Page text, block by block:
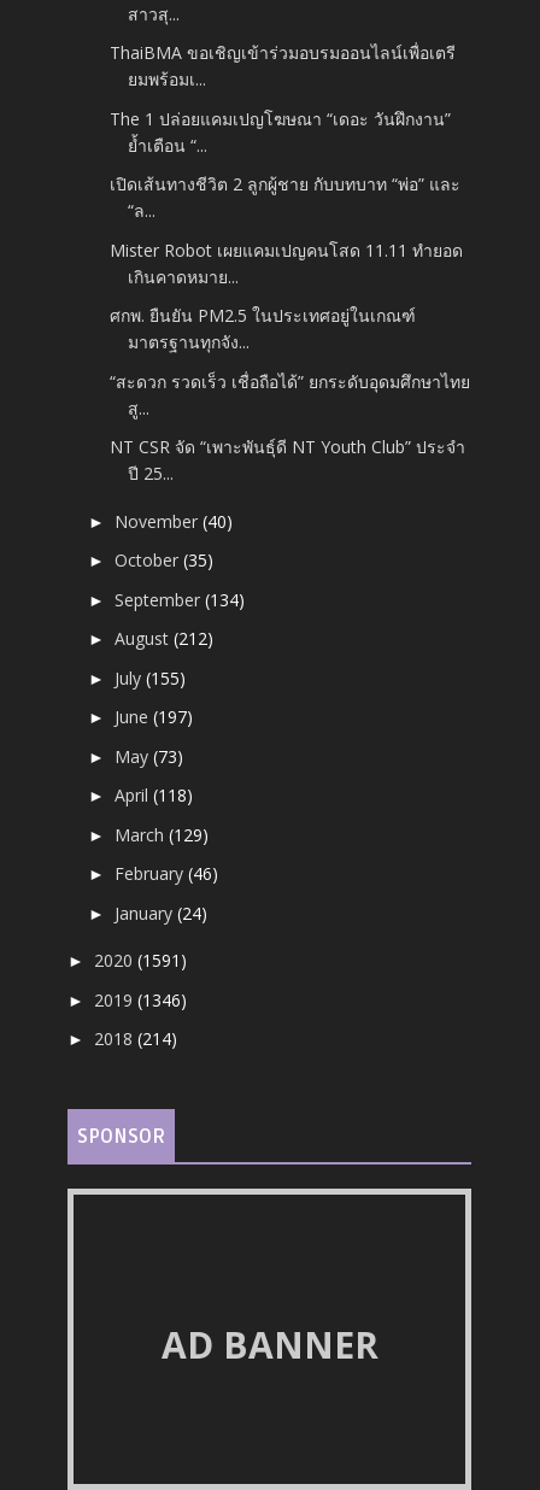
สาวสุ...
ThaiBMA ขอเชิญเข้าร่วมอบรมออนไลน์เพื่อเตรี
ยมพร้อมเ...
The 1 ปล่อยแคมเปญโฆษณา “เดอะ วันฝึกงาน”
ย้ำเตือน “...
เปิดเส้นทางชีวิต 2 ลูกผู้ชาย กับบทบาท “พ่อ” และ
“ล...
Mister Robot เผยแคมเปญคนโสด 11.11 ทำยอด
เกินคาดหมาย...
ศกพ. ยืนยัน PM2.5 ในประเทศอยู่ในเกณฑ์
มาตรฐานทุกจัง...
“สะดวก รวดเร็ว เชื่อถือได้” ยกระดับอุดมศึกษาไทย
สู...
NT CSR จัด “เพาะพันธุ์ดี NT Youth Club” ประจำ
ปี 25...
► November(40)
►October(35)
►September(134)
►August(212)
► July(155)
► June(197)
► May(73)
►April(118)
► March(129)
► February(46)
► January(24)
► 2020(1591)
► 2019(1346)
► 2018(214)
SPONSOR
AD BANNER